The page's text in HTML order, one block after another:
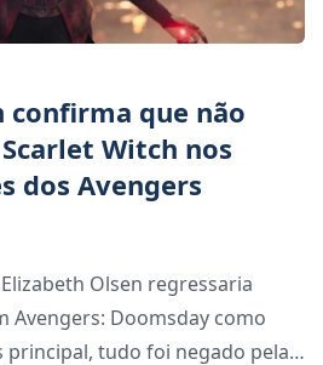
confirma que não
Witch nos
dos Avengers
Olsen regressaria
Avengers: Doomsday como
principal, tudo foi negado pela a